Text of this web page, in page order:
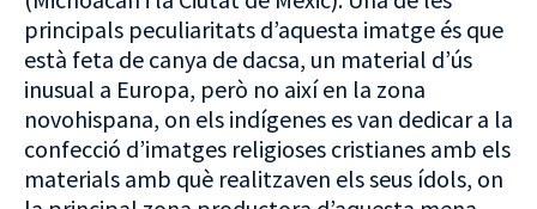
principals peculiaritats d’aquesta imatge és que
està feta de canya de dacsa, un material d’ús
inusual a Europa, però no així en la zona
novohispana, on els indígenes es van dedicar a la
confecció d’imatges religioses cristianes amb els
materials amb què realitzaven els seus ídols, on